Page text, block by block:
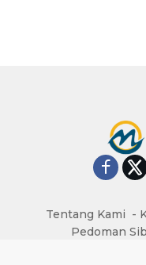
Tentang Kami
Pedoman